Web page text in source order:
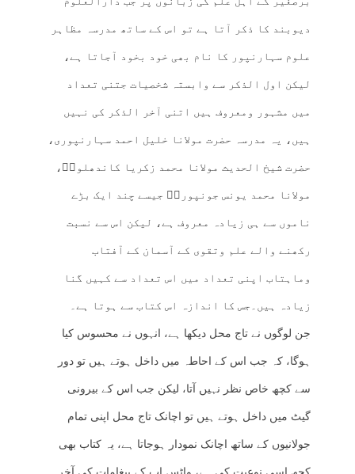
دیوبند کا ذکر آتا ہے تو اس کے ساتھ مدرسہ مظاہر
علوم سہارنپور کا نام بھی خود بخود آجاتا ہے،
لیکن اول الذکر سے وابستہ شخصیات جتنی تعداد
میں مشہور ومعروف ہیں اتنی آخر الذکر کی نہیں
ہیں، یہ مدرسہ حضرت مولانا خلیل احمد سہارنپوری،
حضرت شیخ الحدیث مولانا محمد زکریا کاندھلویؒ،
مولانا محمد یونس جونپوریؒ جیسے چند ایک بڑے
ناموں سے ہی زیادہ معروف ہے، لیکن اس سے نسبت
رکھنے والے علم وتقوی کے آسمان کے آفتاب
وماہتاب اپنی تعداد میں اس تعداد سے کہیں گنا
زیادہ ہیں۔جس کا اندازہ اس کتاب سے ہوتا ہے۔
جن لوگوں نے تاج محل دیکھا ہے، انہوں نے محسوس کیا
ہوگا، کہ جب اس کے احاطہ میں داخل ہوتے ہیں تو دور
سے کچھ خاص نظر نہیں آتا، لیکن جب اس کے بیرونی
گیٹ میں داخل ہوتے ہیں تو اچانک تاج محل اپنی تمام
جولانیوں کے ساتھ اچانک نمودار ہوجاتا ہے، یہ کتاب بھی